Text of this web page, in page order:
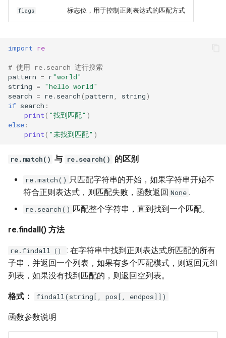
flags 标志位，用于控制正则表达式的匹配方式
import re
# 使用 re.search 进行搜索
pattern = r"world"
string =
"hello world"
search = re. search(pattern string)
if search :
print( "找到匹配" )
else :
print( "未找到匹配" )
re.match() 与 re.search() 的区别
re.match() 只匹配字符串的开始，如果字符串开始不
符合正则表达式，则匹配失败，函数返回 None .
re.search() 匹配整个字符串，直到找到一个匹配。
re.findall() 方法
re.findall（）
: 在字符串中找到正则表达式所匹配的所有
子串，并返回一个列表，如果有多个匹配模式，则返回元组
列表，如果没有找到匹配的，则返回空列表。
格式： findall(string[, pos[, endpos]])
函数参数说明